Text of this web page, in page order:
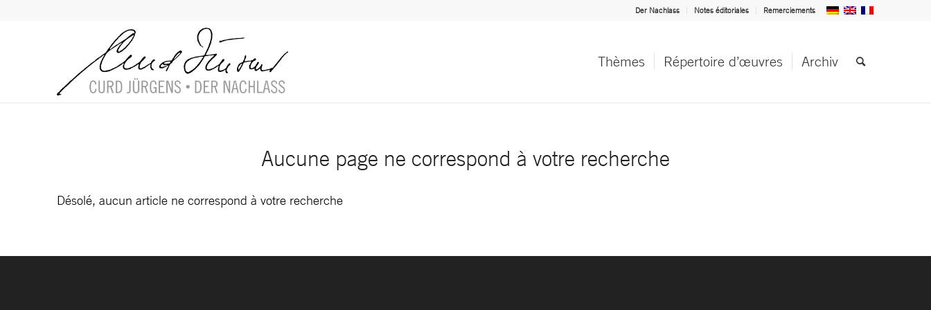
Der Nachlass Notes éditoriales Remerciements
Thèmes Répertoire d’œuvres Archiv
Aucune page ne correspond à votre recherche
Désolé, aucun article ne correspond à votre recherche